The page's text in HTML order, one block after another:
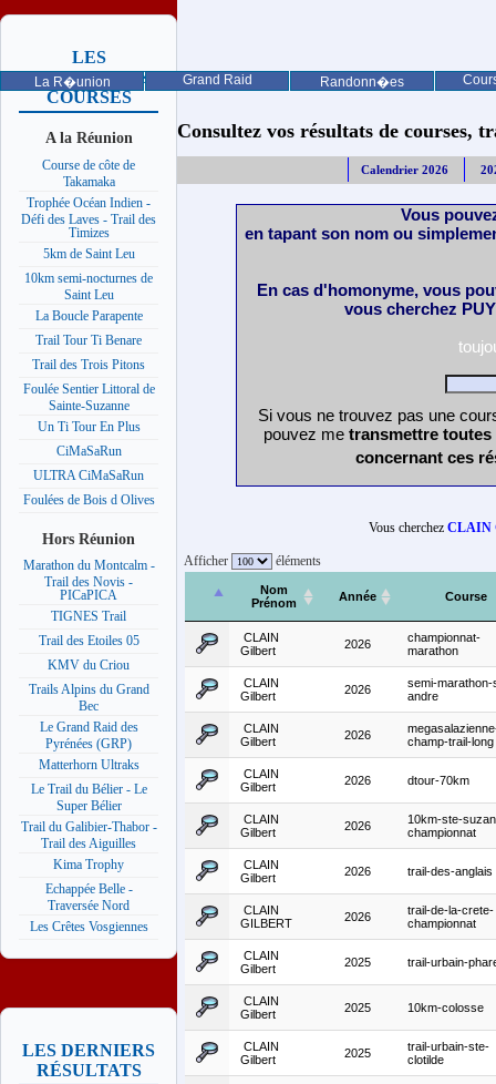
La R�union Grand Raid Randonn�es
LES
PROCHAINES
COURSES
A la Réunion
Course de côte de
Takamaka
Trophée Océan Indien -
Défi des Laves - Trail des
Timizes
5km de Saint Leu
10km semi-nocturnes de
Saint Leu
La Boucle Parapente
Trail Tour Ti Benare
Trail des Trois Pitons
Foulée Sentier Littoral de
Sainte-Suzanne
Un Ti Tour En Plus
CiMaSaRun
ULTRA CiMaSaRun
Foulées de Bois d Olives
Hors Réunion
Marathon du Montcalm -
Trail des Novis -
PICaPICA
TIGNES Trail
Trail des Etoiles 05
KMV du Criou
Trails Alpins du Grand
Bec
Le Grand Raid des
Pyrénées (GRP)
Matterhorn Ultraks
Le Trail du Bélier - Le
Super Bélier
Trail du Galibier-Thabor -
Trail des Aiguilles
Kima Trophy
Echappée Belle -
Traversée Nord
Les Crêtes Vosgiennes
LES DERNIERS
RÉSULTATS
Consultez vos résultats de courses,
Calendrier 2026
Vous
en tapant son nom ou
En cas d'homonyme, vous
vous cherchez
Si vous ne trouvez pas une
pouvez me transmettre
concernant ces
Vous cherchez CLAIN
Afficher éléments
Nom
Prénom
Année Course
CLAIN
Gilbert
2026
championnat-
marathon
CLAIN
Gilbert
2026
semi-marathon-
andre
CLAIN
Gilbert
2026
champ-trail-long
CLAIN
Gilbert
2026 dtour-70km
CLAIN
Gilbert
2026
10km-ste-
championnat
CLAIN
Gilbert
2026 trail-des-anglais
CLAIN
GILBERT
2026
trail-de-la-crete-
championnat
CLAIN
Gilbert
2025 trail-urbain-
CLAIN
Gilbert
2025 10km-colosse
CLAIN
Gilbert
2025
trail-urbain-ste-
clotilde